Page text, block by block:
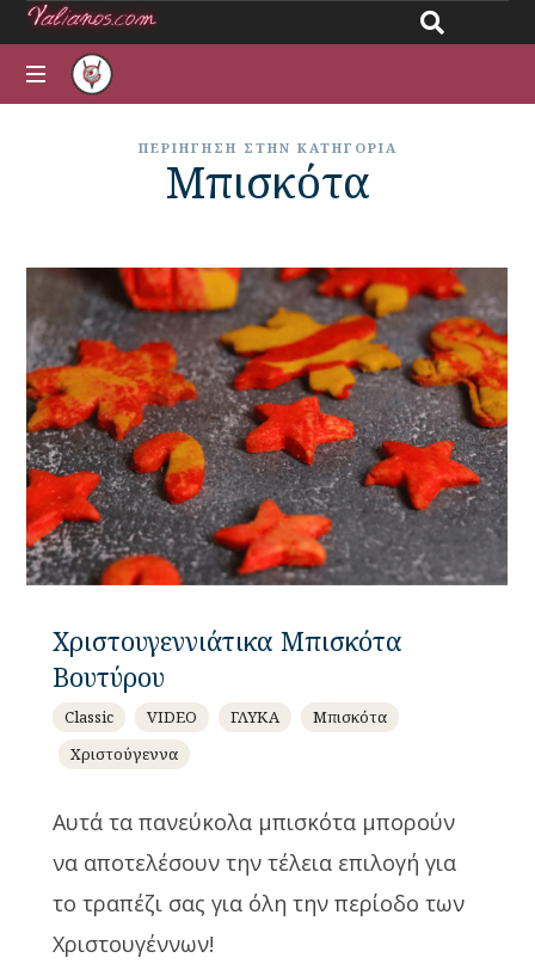
Giannos
ΠΕΡΙΉΓΗΣΗ ΣΤΗΝ ΚΑΤΗΓΟΡΊΑ
Μπισκότα
Χριστουγεννιάτικα Μπισκότα
Βουτύρου
Classic VIDEO ΓΛΥΚΑ
Μπισκότα
Χριστούγεννα
Αυτά τα πανεύκολα μπισκότα μπορούν
να αποτελέσουν την τέλεια επιλογή για
το τραπέζι σας για όλη την περίοδο των
Χριστουγέννων!